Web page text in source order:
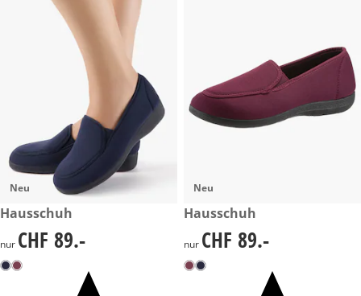
Neu
CHF 89.-
Hausschuh
CHF 89.-
nur CHF 89.-
Neu
CHF 89.-
Hausschuh
CHF 89.-
nur CHF 89.-